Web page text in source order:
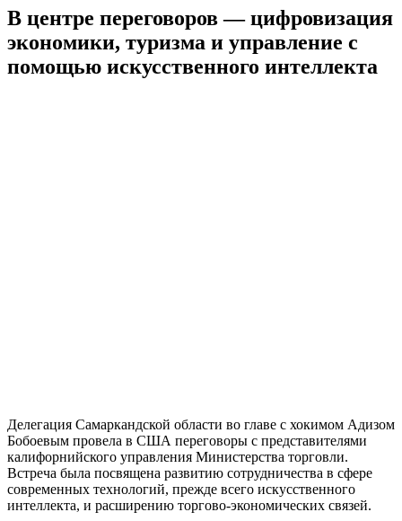
В центре переговоров — цифровизация
экономики, туризма и управление с
помощью искусственного интеллекта
Делегация Самаркандской области во главе с хокимом Адизом
Бобоевым провела в США переговоры с представителями
калифорнийского управления Министерства торговли.
Встреча была посвящена развитию сотрудничества в сфере
современных технологий, прежде всего искусственного
интеллекта, и расширению торгово-экономических связей.